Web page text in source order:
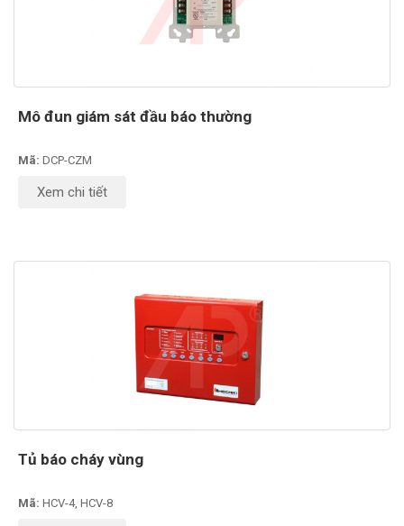
Mô đun giám sát đầu báo thường
Mã: DCP-CZM
Xem chi tiết
Tủ báo cháy vùng
Mã: HCV-4, HCV-8